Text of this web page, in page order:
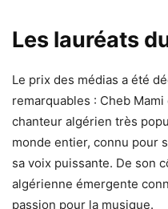
Les lauréats
Le prix des médias a été
remarquables : Cheb
chanteur algérien très
monde entier, connu pour
sa voix puissante. De son
algérienne émergente
passion pour la musique.